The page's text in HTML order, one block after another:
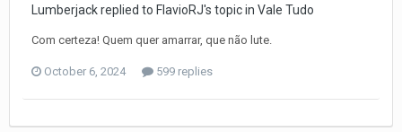
Lumberjackreplied to FlavioRJ's topic in Vale Tudo
Com certeza! Quem quer amarrar, que não lute.
October 6, 2024 599 replies